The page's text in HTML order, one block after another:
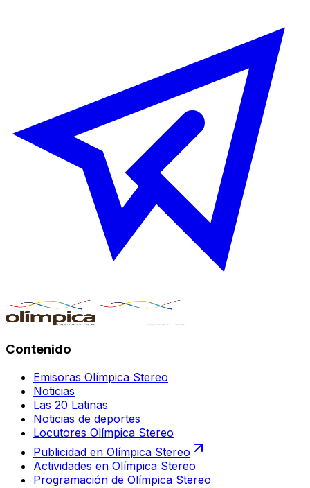
Contenido
Emisoras Olímpica Stereo
Noticias
Las 20 Latinas
Noticias de deportes
Locutores Olímpica Stereo
Publicidad en Olímpica Stereo
Actividades en Olímpica Stereo
Programación de Olímpica Stereo